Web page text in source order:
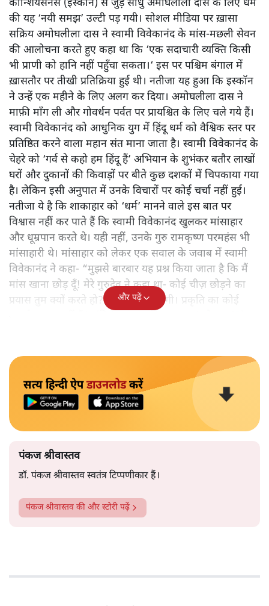
कॉन्शियसनेस (इस्कॉन) से जुड़े साधु अमोघलीला दास के लिए धर्म
की यह ‘नयी समझ’ उल्टी पड़ गयी। सोशल मीडिया पर ख़ासा
सक्रिय अमोघलीला दास ने स्वामी विवेकानंद के मांस-मछली सेवन
की आलोचना करते हुए कहा था कि ‘एक सदाचारी व्यक्ति किसी
भी प्राणी को हानि नहीं पहुँचा सकता।‘ इस पर पश्चिम बंगाल में
ख़ासतौर पर तीखी प्रतिक्रिया हुई थी। नतीजा यह हुआ कि इस्कॉन
ने उन्हें एक महीने के लिए अलग कर दिया। अमोघलीला दास ने
माफ़ी माँग ली और गोवर्धन पर्वत पर प्रायश्चित के लिए चले गये हैं।
स्वामी विवेकानंद को आधुनिक युग में हिंदू धर्म को वैश्विक स्तर पर
प्रतिष्ठित करने वाला महान संत माना जाता है। स्वामी विवेकानंद के
चेहरे को ‘गर्व से कहो हम हिंदू हैं’ अभियान के शुभंकर बतौर लाखों
घरों और दुकानों की किवाड़ों पर बीते कुछ दशकों में चिपकाया गया
है। लेकिन इसी अनुपात में उनके विचारों पर कोई चर्चा नहीं हुई।
नतीजा ये है कि शाकाहार को ‘धर्म’ मानने वाले इस बात पर
विश्वास नहीं कर पाते हैं कि स्वामी विवेकानंद खुलकर मांसाहार
और धूम्रपान करते थे। यही नहीं, उनके गुरु रामकृष्ण परमहंस भी
मांसाहारी थे। मांसाहार को लेकर एक सवाल के जवाब में स्वामी
विवेकानंद ने कहा- “मुझसे बारबार यह प्रश्न किया जाता है कि मैं
मांस खाना छोड़ दूँ! मेरे गुरुदेव ने कहा था- कोई चीज़ छोड़ने का
प्रयास तुम क्यों करते हो? वही तुम्हें छोड़ देगी। प्रकृति का कोई
और पढ़ें
सत्य हिन्दी ऐपडाउनलोडकरें
पंकज श्रीवास्तव
डॉ. पंकज श्रीवास्तव स्वतंत्र टिप्पणीकार हैं।
पंकज श्रीवास्तव की और स्टोरी पढ़ें